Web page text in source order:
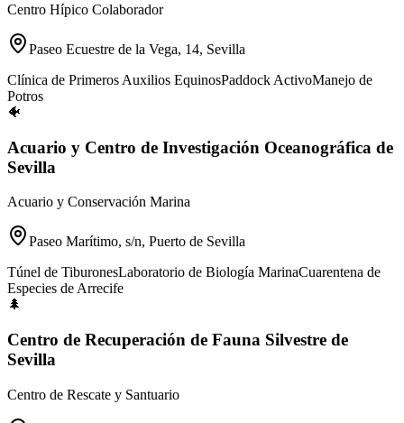
Centro Hípico Colaborador
Paseo Ecuestre de la Vega, 14, Sevilla
Clínica de Primeros Auxilios EquinosPaddock ActivoManejo de
Potros
🐠
Acuario y Centro de Investigación Oceanográfica de
Sevilla
Acuario y Conservación Marina
Paseo Marítimo, s/n, Puerto de Sevilla
Túnel de TiburonesLaboratorio de Biología MarinaCuarentena de
Especies de Arrecife
🌲
Centro de Recuperación de Fauna Silvestre de
Sevilla
Centro de Rescate y Santuario